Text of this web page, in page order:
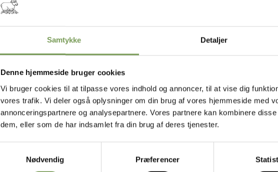
Samtykke Detaljer
Denne hjemmeside bruger cookies
Vi bruger cookies til at tilpasse vores indhold og annoncer, til at vise dig
vores trafik. Vi deler også oplysninger om din brug af vores hjemmeside med
annonceringspartnere og analysepartnere. Vores partnere kan kombinere
dem, eller som de har indsamlet fra din brug af deres tjenester.
Nødvendig
Præferencer
Kategorier:
Poncho med